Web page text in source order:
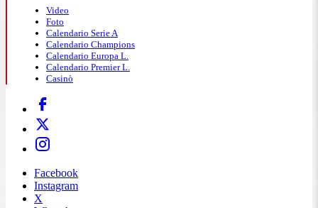
Video
Foto
Calendario Serie A
Calendario Champions
Calendario Europa L.
Calendario Premier L.
Casinò
Facebook
Instagram
X